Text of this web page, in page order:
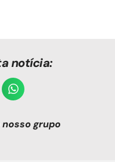
notícia:
grupo